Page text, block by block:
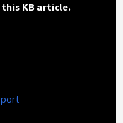
KB article.